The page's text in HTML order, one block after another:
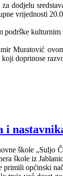
dodjelu
vrijednosti
podrške
Muratović
doprinose
i
škole „Suljo
škole iz
primili općinski